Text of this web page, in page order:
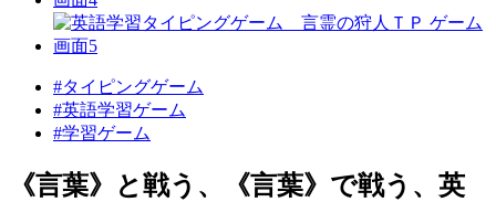
#タイピングゲーム
#英語学習ゲーム
#学習ゲーム
《言葉》と戦う、《言葉》で戦う、英